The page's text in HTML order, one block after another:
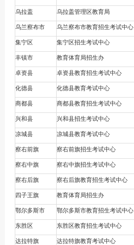
乌拉盖 乌拉盖管理区教育局
乌兰察布市 乌兰察布市教育招生考试中心
集宁区 集宁区招生考试中心
丰镇市 教育体育局招生办
卓资县 卓资县教育招生考试中心
化德县 化德县教育考试中心
商都县 商都县教育招生考试中心
兴和县 兴和县招生考试中心
凉城县 凉城县教育考试中心
察右前旗 察右前旗招生考试中心
察右中旗 察右中旗招生考试中心
察右后旗 察右后旗教育招生考试中心
四子王旗 教育体育局招生办
鄂尔多斯市 鄂尔多斯市教育招生考试中心
东胜区 东胜区教育招生考试中心
达拉特旗 达拉特旗教育考试中心